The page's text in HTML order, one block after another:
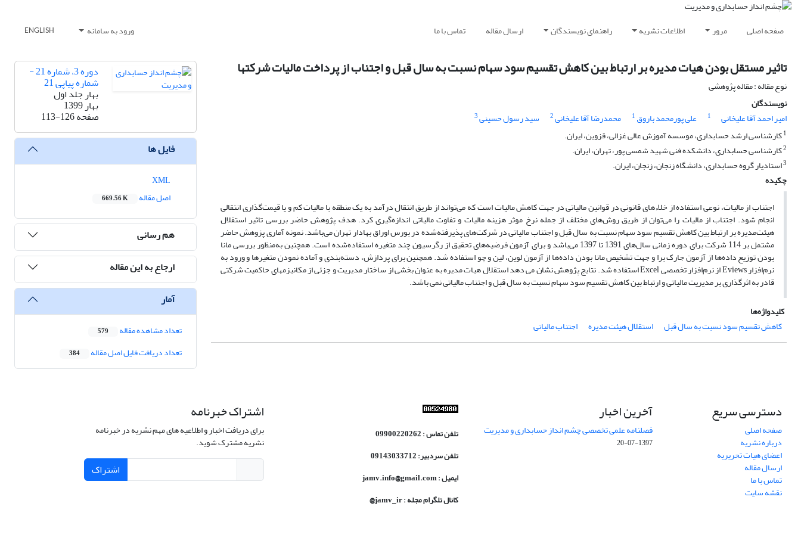
صفحه اصلی مرور اطلاعات نشریه راهنمای نویسندگان ارسال مقاله تماس با ما ورود به سامانه ENGLISH
تاثیر مستقل بودن هیات مدیره بر ارتباط بین کاهش تقسیم سود سهام نسبت به سال قبل و اجتناب از پرداخت مالیات شرکتها
نوع مقاله : مقاله پژوهشی
نویسندگان
امیر احمد آقا علیخانی
1 علی پورمحمد باروق 1 محمدرضا آقا علیخانی2 سید رسول حسینی3
1کارشناسی ارشد حسابداری، موسسه آموزش عالی غزالی، قزوین، ایران.
2کارشناسی حسابداری، دانشکده فنی شهید شمسی پور، تهران، ایران.
3استادیار گروه حسابداری، دانشگاه زنجان، زنجان، ایران.
چکیده
اجتناب از مالیات، نوعی استفاده از خلاء‌های قانونی در قوانین مالیاتی در جهت کاهش مالیات است که می‌تواند از طریق انتقال درآمد به یک منطقه با مالیات کم و یا قیمت‌گذاری انتقالی
انجام شود. اجتناب از مالیات را می‌توان از طریق روش‌های مختلف از جمله نرخ موثر هزینه مالیات و تفاوت مالیاتی اندازه‌گیری کرد. هدف پژوهش حاضر بررسی تاثیر استقلال
هیئت‌مدیره بر ارتباط بین کاهش تقسیم سود سهام نسبت به سال قبل و اجتناب مالیاتی در شرکت‌های پذیرفته‌شده در بورس اوراق بهادار تهران می‌باشد. نمونه آماری پزوهش حاضر
مشتمل بر 114 شرکت برای دوره زمانی سال‌های 1391 تا 1397 می‌باشد و برای آزمون فرضیه‌های تحقیق از رگرسیون چند متغیره استفاده‌شده است. همچنین به‌منظور بررسی مانا
بودن توزیع داده‌ها از آزمون جارک برا و جهت تشخیص مانا بودن داده‌ها از آزمون لوین، لین و چو استفاده شد. همچنین برای پردازش، دسته‌بندی و آماده نمودن متغیرها و ورود به
نرم‌افزار Eviews از نرم‌افزار تخصصی Excel استفاده شد. نتایج پژوهش نشان می دهد استقلال هیات مدیره به عنوان بخشی از ساختار مدیریت و جزئی از مکانیزمهای حاکمیت شرکتی
قادر به اثرگذاری بر مدیریت مالیاتی و ارتباط بین کاهش تقسیم سود سهام نسبت به سال قبل و اجتناب مالیاتی نمی باشد.
کلیدواژه‌ها
کاهش تقسیم سود نسبت به سال قبل
استقلال هیئت مدیره اجتناب مالیاتی
دوره 3، شماره 21 -
شماره پیاپی 21
بهار جلد اول
بهار 1399
صفحه113-126
فایل ها
اصل مقاله
669.56 K
هم رسانی
ارجاع به این مقاله
آمار
تعداد مشاهده مقاله 579
تعداد دریافت فایل اصل مقاله 384
دسترسی سریع
صفحه اصلی
درباره نشریه
اعضای هیات تحریریه
ارسال مقاله
تماس با ما
نقشه سایت
آخرین اخبار
فصلنامه علمی تخصصی چشم انداز حسابداری و مدیریت
1397-07-20
تلفن تماس : 09900220262
تلفن سردبیر: 09143033712
ایمیل : jamv.info@gmail.com
کانال تلگرام مجله : jamv_ir@
اشتراک خبرنامه
برای دریافت اخبار و اطلاعیه های مهم نشریه در خبرنامه
نشریه مشترک شوید.
اشتراک